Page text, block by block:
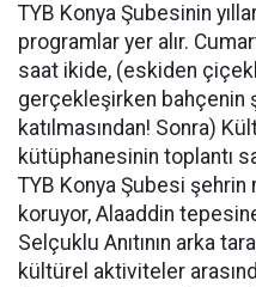
TYB Konya Şubesinin
programlar yer alır.
saat ikide, (eskiden
gerçekleşirken bahçenin
katılmasından! Sonra)
kütüphanesinin toplantı
TYB Konya Şubesi şehrin
koruyor, Alaaddin
Selçuklu Anıtının arka
kültürel aktiviteler